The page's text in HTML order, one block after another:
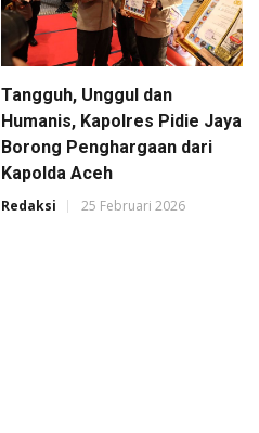
Tangguh, Unggul dan
Humanis, Kapolres Pidie Jaya
Borong Penghargaan dari
Kapolda Aceh
Redaksi 25 Februari 2026